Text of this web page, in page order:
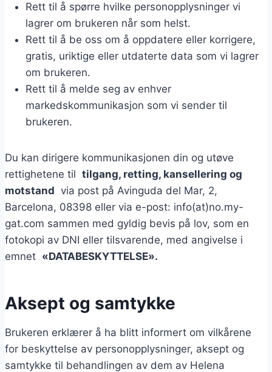
Rett til å spørre hvilke personopplysninger vi
lagrer om brukeren når som helst.
Rett til å be oss om å oppdatere eller korrigere,
gratis, uriktige eller utdaterte data som vi lagrer
om brukeren.
Rett til å melde seg av enhver
markedskommunikasjon som vi sender til
brukeren.
Du kan dirigere kommunikasjonen din og utøve
rettighetene til tilgang, retting, kansellering og
motstand via post på Avinguda del Mar, 2,
Barcelona, ​​​​08398 eller via e-post: info(at)no.my-
gat.com sammen med gyldig bevis på lov, som en
fotokopi av DNI eller tilsvarende, med angivelse i
emnet «DATABESKYTTELSE».
Aksept og samtykke
Brukeren erklærer å ha blitt informert om vilkårene
for beskyttelse av personopplysninger, aksept og
samtykke til behandlingen av dem av Helena